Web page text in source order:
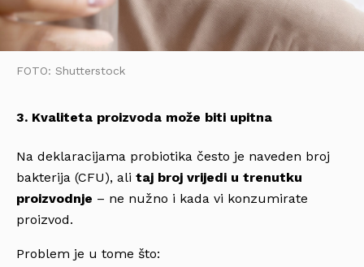
FOTO: Shutterstock
3. Kvaliteta proizvoda može biti upitna
Na deklaracijama probiotika često je naveden broj
bakterija (CFU), ali taj broj vrijedi u trenutku
proizvodnje – ne nužno i kada vi konzumirate
proizvod.
Problem je u tome što: